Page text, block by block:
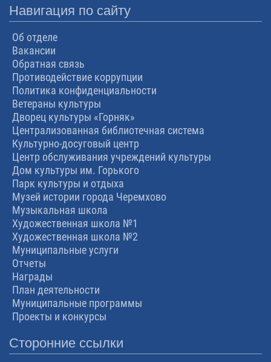
Навигация по сайту
Об отделе
Вакансии
Обратная связь
Противодействие коррупции
Политика конфиденциальности
Ветераны культуры
Дворец культуры «Горняк»
Централизованная библиотечная система
Культурно-досуговый центр
Центр обслуживания учреждений культуры
Дом культуры им. Горького
Парк культуры и отдыха
Музей истории города Черемхово
Музыкальная школа
Художественная школа №1
Художественная школа №2
Муниципальные услуги
Отчеты
Награды
План деятельности
Муниципальные программы
Проекты и конкурсы
Сторонние ссылки